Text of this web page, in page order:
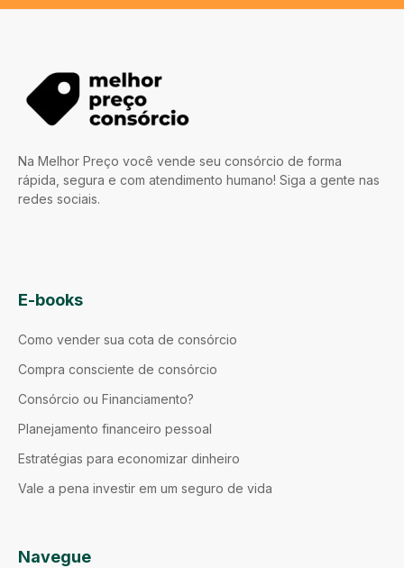
Na Melhor Preço você vende seu consórcio de forma
rápida, segura e com atendimento humano! Siga a gente nas
redes sociais.
E-books
Como vender sua cota de consórcio
Compra consciente de consórcio
Consórcio ou Financiamento?
Planejamento financeiro pessoal
Estratégias para economizar dinheiro
Vale a pena investir em um seguro de vida
Navegue